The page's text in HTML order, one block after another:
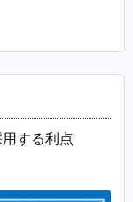
する利点